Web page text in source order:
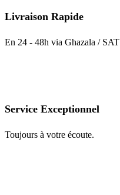
Livraison Rapide
En 24 - 48h via Ghazala / SAT
Service Exceptionnel
Toujours à votre écoute.